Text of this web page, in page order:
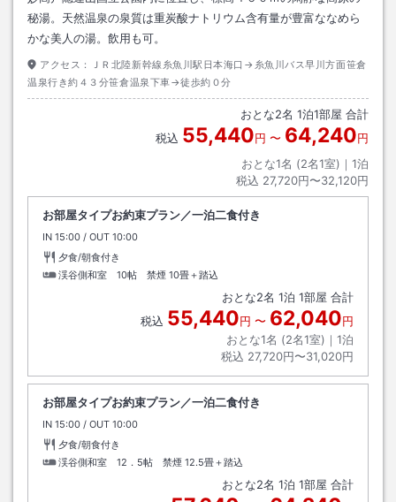
秘湯。天然温泉の泉質は重炭酸ナトリウム含有量が豊富ななめら
かな美人の湯。飲用も可。
アクセス：
ＪＲ北陸新幹線糸魚川駅日本海口→糸魚川バス早川方面笹倉
温泉行き約４３分笹倉温泉下車→徒歩約０分
おとな2名 1泊1部屋 合計
税込 55,440円 〜 64,240円
おとな1名 (2名1室)｜ 1泊
税込 27,720円〜32,120円
お部屋タイプお約束プラン／一泊二食付き
IN チェックイン
15:00 / OUT チェックアウト
10:00
夕食/朝食付き
渓谷側和室 10帖 禁煙 10畳＋踏込
おとな2名 1泊 1部屋 合計
税込 55,440円 〜 62,040円
おとな1名 (2名1室)｜ 1泊
税込 27,720円〜31,020円
お部屋タイプお約束プラン／一泊二食付き
IN チェックイン
15:00 / OUT チェックアウト
10:00
夕食/朝食付き
渓谷側和室 12．5帖 禁煙 12.5畳＋踏込
おとな2名 1泊 1部屋 合計